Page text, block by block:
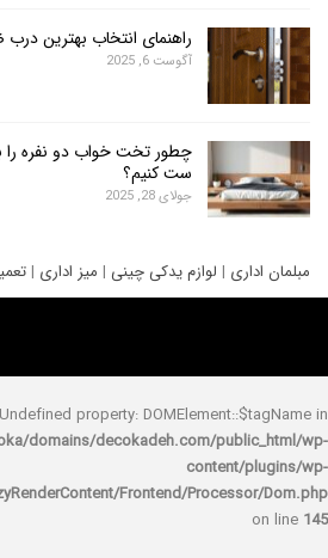
راهنمای انتخاب بهترین درب ضد سرقت
آگوست 6, 2025
چطور تخت خواب دو نفره را با سبک
ست کنیم؟
جولای 28, 2025
|لوازم یدکی چینی|میز اداری| تعمیر صندلی
Warning: Undefined property:
decoka/domains/decokadeh.com/
LazyRenderContent/Frontend/